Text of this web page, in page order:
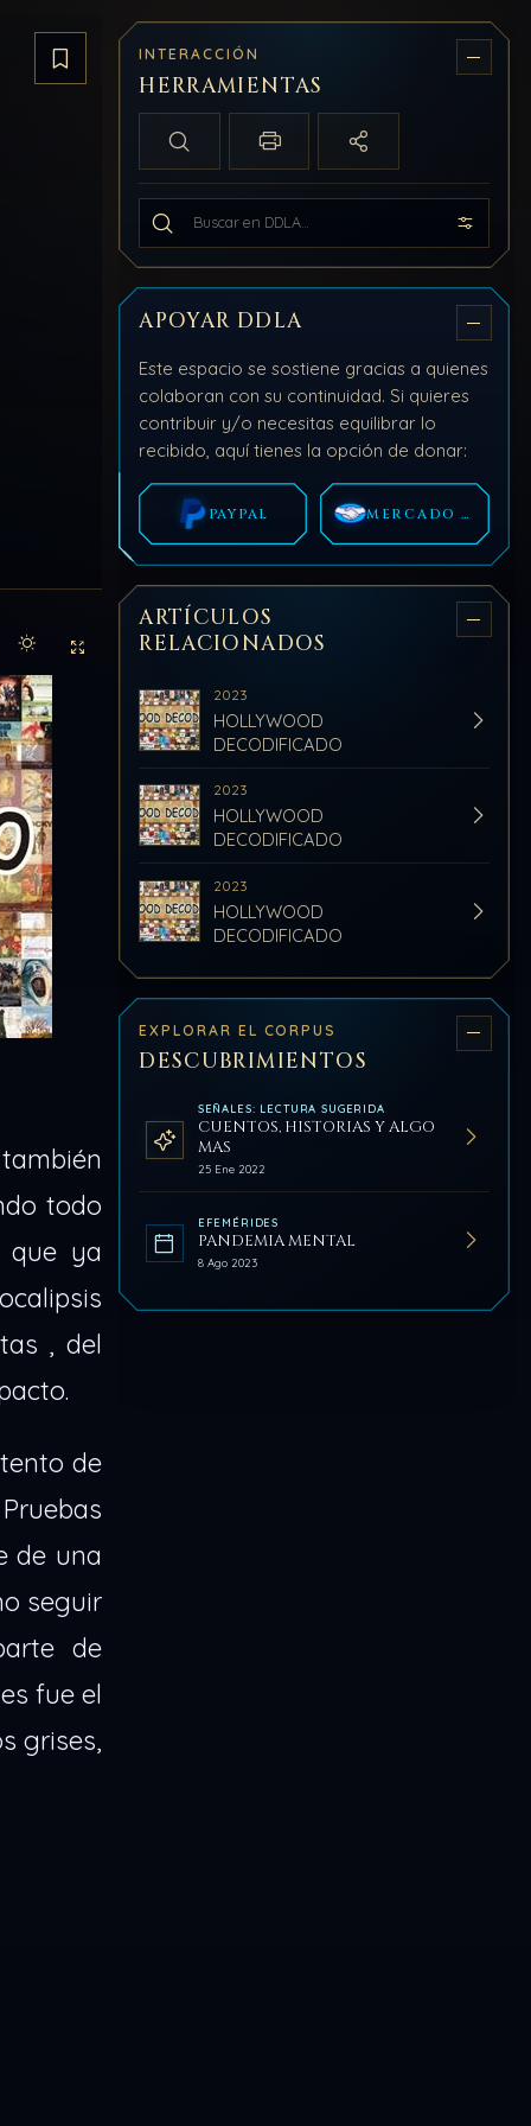
Guardar artículo
Activar modo claro de lectura
Sin distracciones
todo
que ya
, del
de
de una
seguir
de
fue el
grises,
INTERACCIÓN
HERRAMIENTAS
Búsqueda localImprimir / PDFCompartir
Buscar en todo DDLA
APOYAR DDLA
Este espacio se sostiene gracias a quienes
colaboran con su continuidad. Si quieres
contribuir y/o necesitas equilibrar lo
recibido, aquí tienes la opción de donar:
PAYPAL MERCADO PAGO
ARTÍCULOS
RELACIONADOS
2023
HOLLYWOOD
DECODIFICADO
2023
HOLLYWOOD
DECODIFICADO
2023
HOLLYWOOD
DECODIFICADO
EXPLORAR EL CORPUS
DESCUBRIMIENTOS
SEÑALES: LECTURA SUGERIDA
CUENTOS, HISTORIAS Y ALGO
MAS
25 Ene 2022
EFEMÉRIDES
PANDEMIA MENTAL
8 Ago 2023